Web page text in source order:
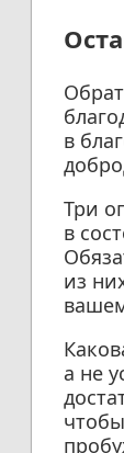
в
Три
в
из
а не